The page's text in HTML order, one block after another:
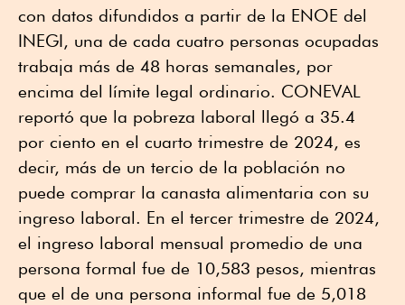
con datos difundidos a partir de la ENOE del
INEGI, una de cada cuatro personas ocupadas
trabaja más de 48 horas semanales, por
encima del límite legal ordinario. CONEVAL
reportó que la pobreza laboral llegó a 35.4
por ciento en el cuarto trimestre de 2024, es
decir, más de un tercio de la población no
puede comprar la canasta alimentaria con su
ingreso laboral. En el tercer trimestre de 2024,
el ingreso laboral mensual promedio de una
persona formal fue de 10,583 pesos, mientras
que el de una persona informal fue de 5,018